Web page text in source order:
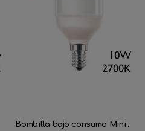
Bombilla bajo consumo Mini...